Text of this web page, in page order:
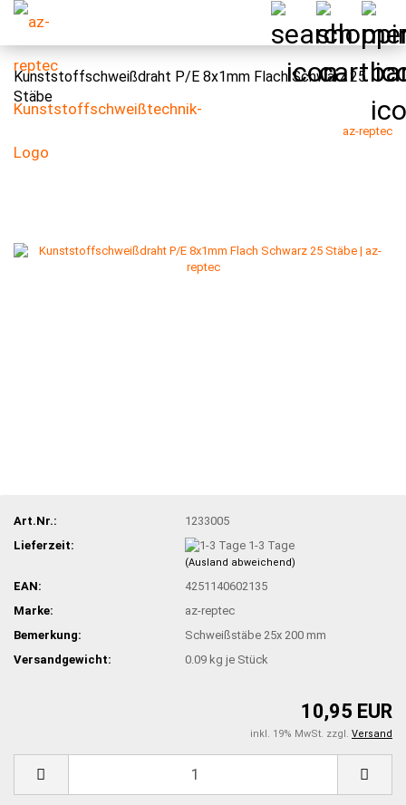
Kunststoffschweißdraht P/E 8x1mm Flach Schwarz 25
Stäbe
az-reptec
Art.Nr.:
1233005
Lieferzeit:
1-3 Tage
(Ausland abweichend)
EAN:
4251140602135
Marke:
az-reptec
Bemerkung:
Schweißstäbe 25x 200 mm
Versandgewicht:
0.09 kg je Stück
10,95 EUR
inkl. 19% MwSt. zzgl. Versand